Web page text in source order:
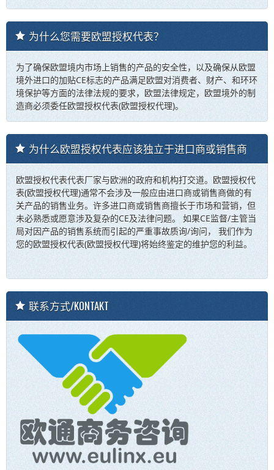
为什么您需要欧盟授权代表？
为了确保欧盟境内市场上销售的产品的安全性，以及确保从欧盟
境外进口的加贴CE标志的产品满足欧盟对消费者、财产、和环环
境保护等方面的法律法规的要求，欧盟法律规定，欧盟境外的制
造商必须委任欧盟授权代表(欧盟授权代理)。
为什么欧盟授权代表应该独立于进口商或销售商
欧盟授权代表代表厂家与欧洲的政府和机构打交道。欧盟授权代
表(欧盟授权代理)通常不会涉及一般应由进口商或销售商做的有
关产品的销售业务。许多进口商或销售商擅长于市场和营销，但
未必熟悉或愿意涉及复杂的CE及法律问题。 如果CE监督/主管当
局对因产品的销售系统而引起的严重事故质询/询问， 我们作为
您的欧盟授权代表(欧盟授权代理)将始终鉴定的维护您的利益。
联系方式/KONTAKT